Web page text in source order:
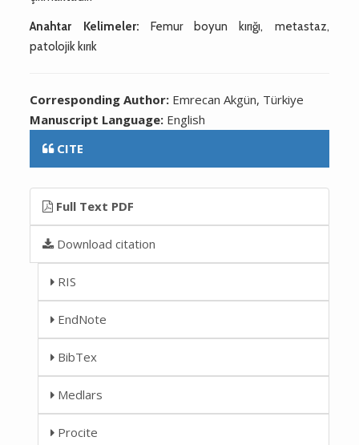
Anahtar Kelimeler: Femur boyun kırığı, metastaz,
patolojik kırık
Corresponding Author: Emrecan Akgün, Türkiye
Manuscript Language: English
CITE
Full Text PDF
Download citation
RIS
EndNote
BibTex
Medlars
Procite